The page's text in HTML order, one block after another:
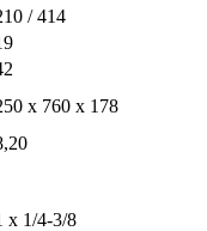
/ 414
x 760 x 178
x 1/4-3/8